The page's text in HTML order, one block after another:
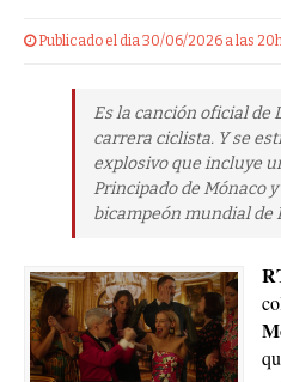
Publicado el dia 30/06/2026 a las
Es la canción oficial de
carrera ciclista. Y se
explosivo que incluye
Principado de Mónaco
bicampeón mundial de